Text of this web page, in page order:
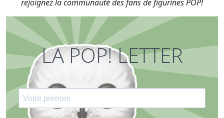
rejoignez la communauté des fans de figurines POP!
LA POP! LETTER